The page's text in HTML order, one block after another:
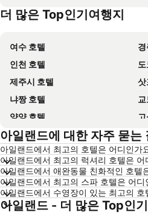
강원도 호텔
더 많은 Top인기여행지
여수 호텔
인천 호텔
제주시 호텔
삿
냐짱 호텔
양양 호텔
대전 호텔
방
목포 호텔
포
상하이 호텔
히
평창 호텔
통
Dolomiti 호텔
오
아일랜드에 대한 자주 묻는
아일랜드에서 최고의 호텔은 어디인가
아일랜드에서 최고의 럭셔리 호텔은 어
아일랜드에서 애완동물 친화적인 호텔
아일랜드에서 최고의 스파 호텔은 어디
아일랜드에서 수영장이 있는 최고의 호
아일랜드 - 더 많은 Top인